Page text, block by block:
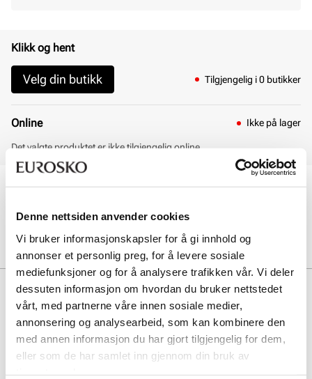
Denne nettsiden anvender cookies
Vi bruker informasjonskapsler for å gi innhold og
annonser et personlig preg, for å levere sosiale
mediefunksjoner og for å analysere trafikken vår. Vi deler
dessuten informasjon om hvordan du bruker nettstedet
vårt, med partnerne våre innen sosiale medier,
annonsering og analysearbeid, som kan kombinere den
med annen informasjon du har gjort tilgjengelig for dem,
eller som de har samlet inn gjennom din bruk av
Klikk og hent
Velg din butikk Tilgjengelig i 0 butikker
Online Ikke på lager
Det valgte produktet er ikke tilgjengelig online
30 dagers åpent kjøp
Hjemlevering 3-7 dager
Gratis retur i butikk
Beskrivelse
Denne modellen kombinerer stil og komfort med en robust såle og
en elegant overdel. Perfekt for enhver anledning.